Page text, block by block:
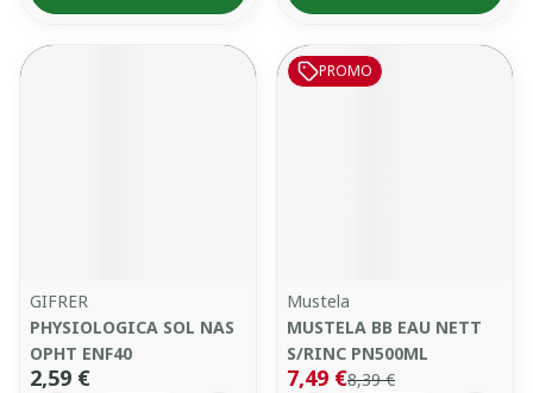
GIFRER
PHYSIOLOGICA SOL NAS
OPHT ENF40
2,59 €
PROMO
Mustela
MUSTELA BB EAU NETT
S/RINC PN500ML
8,39 €
7,49 €